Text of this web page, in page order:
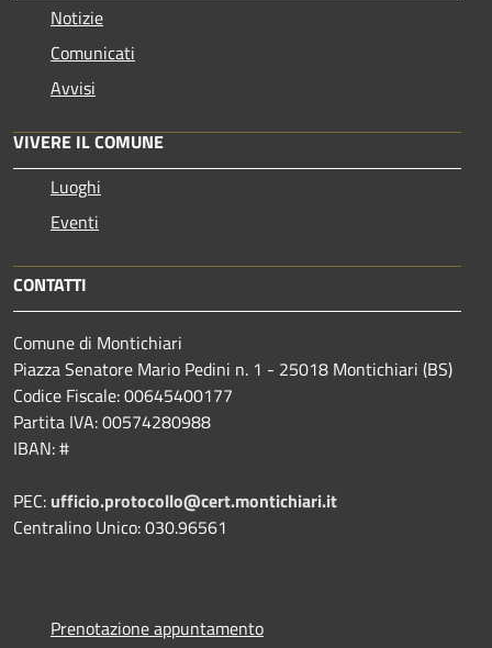
Notizie
Comunicati
Avvisi
VIVERE IL COMUNE
Luoghi
Eventi
CONTATTI
Comune di Montichiari
Piazza Senatore Mario Pedini n. 1 - 25018 Montichiari (BS)
Codice Fiscale: 00645400177
Partita IVA: 00574280988
IBAN: #
PEC: ufficio.protocollo@cert.montichiari.it
Centralino Unico: 030.96561
Prenotazione appuntamento